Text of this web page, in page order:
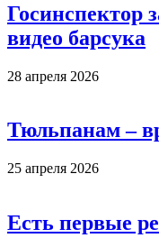
Госинспектор
видео барсука
28 апреля 2026
Тюльпанам –
25 апреля 2026
Есть первые